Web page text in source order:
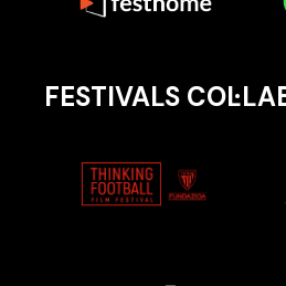
FESTIVALS